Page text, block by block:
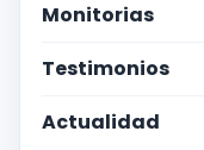
Monitorias
Testimonios
Actualidad